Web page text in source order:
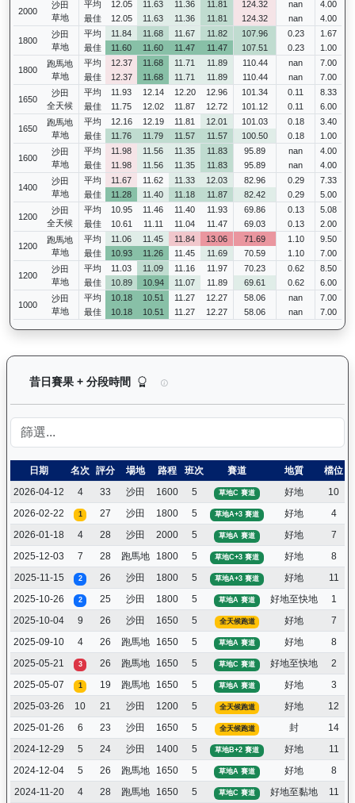
2000
沙田
草地
平均 12.05 11.63 11.36 11.81 124.32 nan
4.00
最佳
12.05 11.63 11.36 11.81 124.32 nan 4.00
1800
沙田
草地
平均 11.84 11.68 11.67 11.82 107.96 0.23
1.67
最佳
11.60 11.60 11.47 11.47 107.51 0.23 1.00
1800
跑馬地
草地
平均 12.37 11.68 11.71 11.89 110.44 nan
7.00
最佳
12.37 11.68 11.71 11.89 110.44 nan 7.00
1650
沙田
全天候
平均 11.93 12.14 12.20 12.96 101.34 0.11
8.33
最佳
11.75 12.02 11.87 12.72 101.12 0.11 6.00
1650
跑馬地
草地
平均 12.16 12.19 11.81 12.01 101.03 0.18
3.40
最佳
11.76 11.79 11.57 11.57 100.50 0.18 1.00
1600
沙田
草地
平均 11.98 11.56 11.35 11.83 95.89 nan
4.00
最佳
11.98 11.56 11.35 11.83 95.89 nan 4.00
1400
沙田
草地
平均 11.67 11.62 11.33 12.03 82.96 0.29
7.33
最佳
11.28 11.40 11.18 11.87 82.42 0.29 5.00
1200
沙田
全天候
平均 10.95 11.46 11.40 11.93 69.86 0.13
5.08
最佳
10.61 11.11 11.04 11.47 69.03 0.13 2.00
1200
跑馬地
草地
平均 11.06 11.45 11.84 13.06 71.69 1.10
9.50
最佳
10.93 11.26 11.45 11.69 70.59 1.10 7.00
1200
沙田
草地
平均 11.03 11.09 11.16 11.97 70.23 0.62
8.50
最佳
10.89 10.94 11.07 11.89 69.61 0.62 6.00
1000
沙田
草地
平均 10.18 10.51 11.27 12.27 58.06 nan
7.00
最佳
10.18 10.51 11.27 12.27 58.06 nan 7.00
昔日賽果 + 分段時間 型到爆（H011）— 昔日賽果及分段
日期 名次 評分 場地 路程 班次 賽道 地質 檔位
2026-04-12
4 33 沙田 1600 5 草地C 賽道 好地 10
2026-02-22
1 27 沙田 1800 5 草地A+3 賽道 好地 4
2026-01-18
4 28 沙田 2000 5 草地A 賽道 好地 7
2025-12-03
7 28 跑馬地 1800 5 草地C+3 賽道 好地 8
2025-11-15
2 26 沙田 1800 5 草地A+3 賽道 好地 11
2025-10-26
2 25 沙田 1800 5 草地A 賽道 好地至快地 1
2025-10-04
9 26 沙田 1650 5 全天候跑道 好地 7
2025-09-10
4 26 跑馬地 1650 5 草地A 賽道 好地 8
2025-05-21
3 26 跑馬地 1650 5 草地C 賽道 好地至快地 2
2025-05-07
1 19 跑馬地 1650 5 草地A 賽道 好地 3
2025-03-26
10 21 沙田 1200 5 全天候跑道 好地 12
2025-01-26
6 23 沙田 1650 5 全天候跑道 封 14
2024-12-29
5 24 沙田 1400 5 草地B+2 賽道 好地 11
2024-12-04
5 26 跑馬地 1650 5 草地A 賽道 好地 8
2024-11-20
4 28 跑馬地 1650 5 草地C 賽道 好地至黏地 11